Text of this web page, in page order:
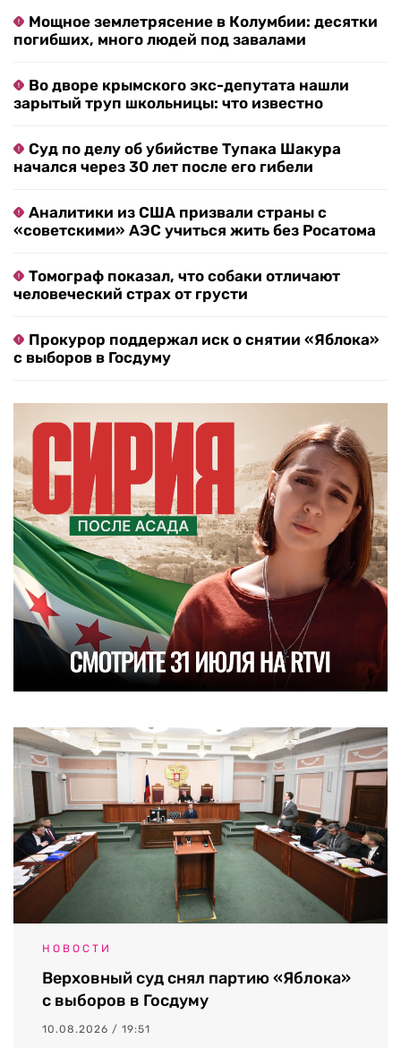
Мощное землетрясение в Колумбии: десятки
погибших, много людей под завалами
Во дворе крымского экс-депутата нашли
зарытый труп школьницы: что известно
Суд по делу об убийстве Тупака Шакура
начался через 30 лет после его гибели
Аналитики из США призвали страны с
«советскими» АЭС учиться жить без Росатома
Томограф показал, что собаки отличают
человеческий страх от грусти
Прокурор поддержал иск о снятии «Яблока»
с выборов в Госдуму
НОВОСТИ
Верховный суд снял партию «Яблока»
с выборов в Госдуму
10.08.2026 / 19:51